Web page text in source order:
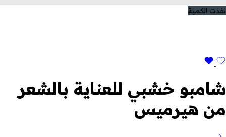
نفدت الكمية
شامبو خشبي للعناية بالشعر
من هيرميس